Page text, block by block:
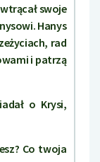
swoje
Hanys
rad
i patrzą
o Krysi,
Co twoja